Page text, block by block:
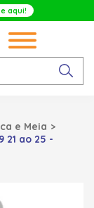
aqui!
e Meia
21 ao 25 -